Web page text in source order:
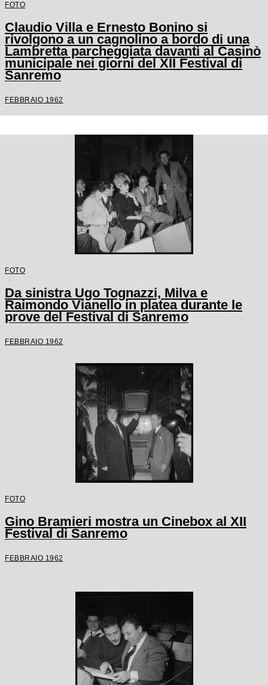
FOTO
Claudio Villa e Ernesto Bonino si
rivolgono a un cagnolino a bordo di una
Lambretta parcheggiata davanti al Casinò
municipale nei giorni del XII Festival di
Sanremo
FEBBRAIO 1962
FOTO
Da sinistra Ugo Tognazzi, Milva e
Raimondo Vianello in platea durante le
prove del Festival di Sanremo
FEBBRAIO 1962
FOTO
Gino Bramieri mostra un Cinebox al XII
Festival di Sanremo
FEBBRAIO 1962